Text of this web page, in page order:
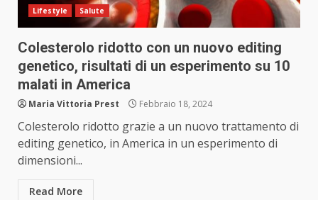
Lifestyle Salute
Colesterolo ridotto con un nuovo editing
genetico, risultati di un esperimento su 10
malati in America
Maria Vittoria Prest Febbraio 18, 2024
Colesterolo ridotto grazie a un nuovo trattamento di
editing genetico, in America in un esperimento di
dimensioni...
Read More